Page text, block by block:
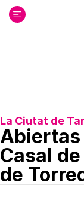
contenido
La Ciutat de
Casal
de